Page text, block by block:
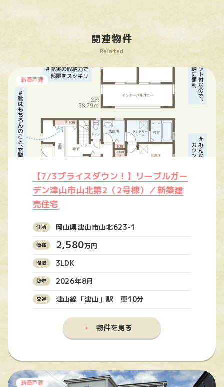
関連物件
Related
新築戸建
【7/3プライスダウン！】リーブルガー
デン津山市山北第2（2号棟）／新築建
売住宅
岡山県津山市山北623-1
2,580万円
3LDK
2026年8月
津山線「津山」駅 車10分
物件を見る
新築戸建